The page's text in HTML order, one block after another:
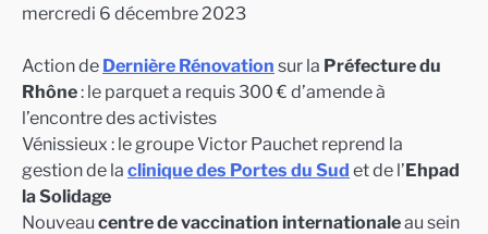
mercredi 6 décembre 2023
Action de Dernière Rénovation sur la Préfecture du
Rhône: le parquet a requis 300 € d’amende à
l’encontre des activistes
Vénissieux : le groupe Victor Pauchet reprend la
gestion de la clinique des Portes du Sud et de l’Ehpad
la Solidage
Nouveau centre de vaccination internationaleau sein